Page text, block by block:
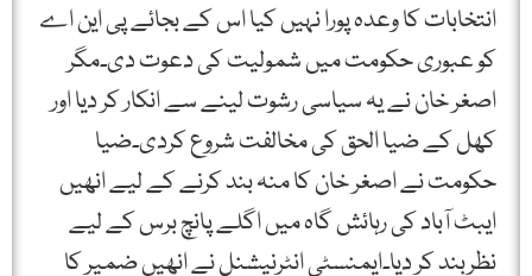
انتخابات کا وعدہ پورا نہیں کیا اس کے بجائے پی این اے
کو عبوری حکومت میں شمولیت کی دعوت دی۔مگر
اصغر خان نے یہ سیاسی رشوت لینے سے انکار کر دیا اور
کھل کے ضیا الحق کی مخالفت شروع کردی۔ضیا
حکومت نے اصغر خان کا منہ بند کرنے کے لیے انھیں
ایبٹ آباد کی رہائش گاہ میں اگلے پانچ برس کے لیے
نظربند کر دیا۔ایمنسٹی انٹرنیشنل نے انھیں ضمیر کا